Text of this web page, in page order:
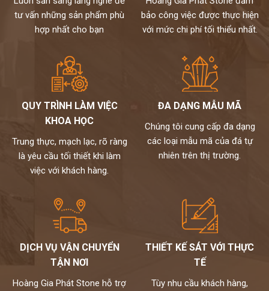
sằng tư vấn và hỗ trợ khách hàng 24/7. Rất mong được
chung tay làm đẹp cho ngôi nhà của bạn!
tư vấn những sản phẩm phù
hợp nhất cho bạn
bảo công việc được thực hiện
với mức chi phí tối thiểu nhất.
QUY TRÌNH LÀM VIỆC
KHOA HỌC
Trung thực, mạch lạc, rõ ràng
là yêu cầu tối thiết khi làm
việc với khách hàng.
ĐA DẠNG MẪU MÃ
Chúng tôi cung cấp đa dạng
các loại mẫu mã của đá tự
nhiên trên thị trường.
DỊCH VỤ VẬN CHUYỂN
TẬN NƠI
Hoàng Gia Phát Stone hỗ trợ
THIẾT KẾ SÁT VỚI THỰC
TẾ
Tùy nhu cầu khách hàng,